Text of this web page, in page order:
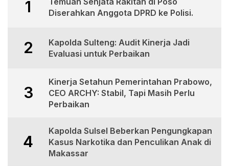
1
Diserahkan Anggota DPRD ke Polisi.
2
Kapolda Sulteng: Audit Kinerja Jadi
Evaluasi untuk Perbaikan
3
Kinerja Setahun Pemerintahan Prabowo,
CEO ARCHY: Stabil, Tapi Masih Perlu
Perbaikan
4
Kapolda Sulsel Beberkan Pengungkapan
Kasus Narkotika dan Penculikan Anak di
Makassar